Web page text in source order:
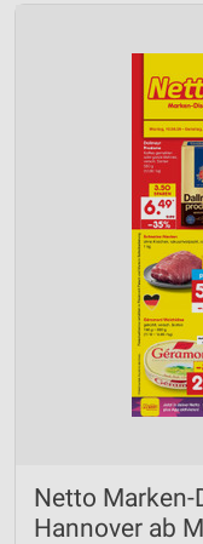
Netto
Hannover ab